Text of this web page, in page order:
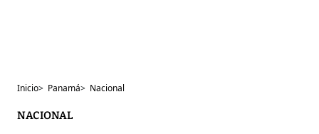
Inicio> Panamá> Nacional
NACIONAL